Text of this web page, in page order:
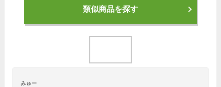
類似商品を探す
みゅー